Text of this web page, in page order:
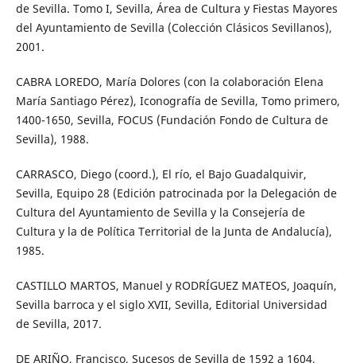
de Sevilla. Tomo I, Sevilla, Área de Cultura y Fiestas Mayores
del Ayuntamiento de Sevilla (Colección Clásicos Sevillanos),
2001.
CABRA LOREDO, María Dolores (con la colaboración Elena
María Santiago Pérez), Iconografía de Sevilla, Tomo primero,
1400-1650, Sevilla, FOCUS (Fundación Fondo de Cultura de
Sevilla), 1988.
CARRASCO, Diego (coord.), El río, el Bajo Guadalquivir,
Sevilla, Equipo 28 (Edición patrocinada por la Delegación de
Cultura del Ayuntamiento de Sevilla y la Consejería de
Cultura y la de Política Territorial de la Junta de Andalucía),
1985.
CASTILLO MARTOS, Manuel y RODRÍGUEZ MATEOS, Joaquín,
Sevilla barroca y el siglo XVII, Sevilla, Editorial Universidad
de Sevilla, 2017.
DE ARIÑO, Francisco, Sucesos de Sevilla de 1592 a 1604,